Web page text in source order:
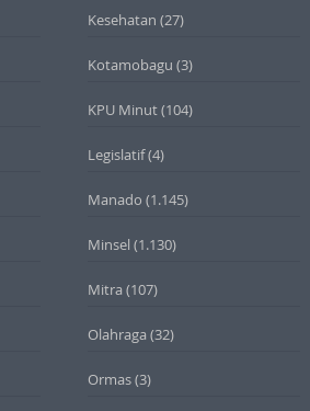
Kesehatan (27)
Kotamobagu (3)
KPU Minut(104)
Legislatif(4)
Manado (1.145)
Minsel (1.130)
Mitra (107)
Olahraga (32)
Ormas(3)